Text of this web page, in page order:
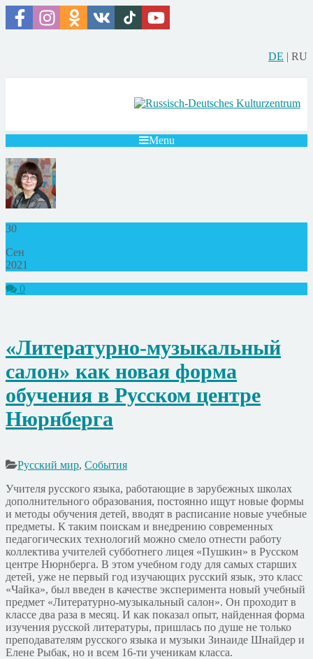
DE | RU
Menu
30
Сен
2021
0
«Литературно-музыкальный
салон» как новая форма
обучения в Русском центре
Нюрнберга
Русский мир, События
Учителя русского языка, работающие в зарубежных школах
дополнительного образования, постоянно ищут новые формы
и методы обучения детей, вводят в расписание новые учебные
предметы. К таким поискам и внедрению современных
педагогических технологий можно смело отнести работу
коллектива учителей субботнего лицея «Пушкин» в Русском
центре Нюрнберга. В этом учебном году для самых старших
детей, уже не первый год изучающих русский язык, это класс
«Чайка», был введен в качестве эксперимента новый учебный
предмет «Литературно-музыкальный салон». Он проходит в
классе два раза в месяц. И как показал опыт, найденная форма
изучения русской литературы, пришлась по душе не только
преподавателям русского языка и музыки Зинаиде Шнайдер и
Елене Рыбак, но и всем 16-ти ученикам класса.